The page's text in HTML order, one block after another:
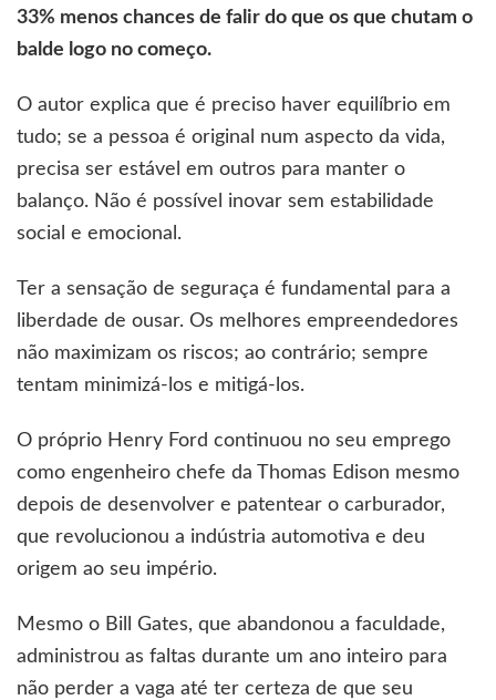
33% menos chances de falir do que os que chutam o
balde logo no começo.
O autor explica que é preciso haver equilíbrio em
tudo; se a pessoa é original num aspecto da vida,
precisa ser estável em outros para manter o
balanço. Não é possível inovar sem estabilidade
social e emocional.
Ter a sensação de seguraça é fundamental para a
liberdade de ousar. Os melhores empreendedores
não maximizam os riscos; ao contrário; sempre
tentam minimizá-los e mitigá-los.
O próprio Henry Ford continuou no seu emprego
como engenheiro chefe da Thomas Edison mesmo
depois de desenvolver e patentear o carburador,
que revolucionou a indústria automotiva e deu
origem ao seu império.
Mesmo o Bill Gates, que abandonou a faculdade,
administrou as faltas durante um ano inteiro para
não perder a vaga até ter certeza de que seu